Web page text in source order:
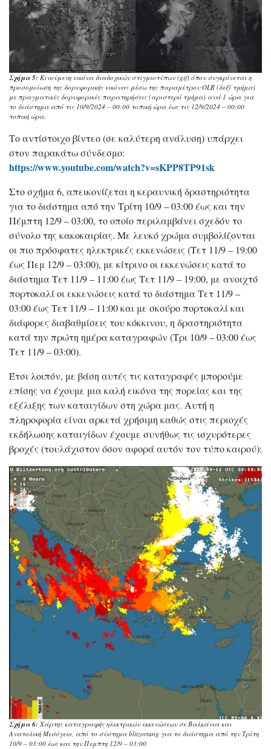
Σχήμα 5: Κινούμενη εικόνα διαδοχικών στιγμιοτύπων (gif) όπου συγκρίνεται η
προσομοίωση της δορυφορικής εικόνας μέσω της παραμέτρου OLR (δεξί τμήμα)
με πραγματικές δορυφορικές παρατηρήσεις (αριστερό τμήμα) ανά 1 ώρα για
το διάστημα από τις 10/9/2024 – 00:00 τοπική ώρα έως τις 12/9/2024 – 00:00
τοπική ώρα.
Το αντίστοιχο βίντεο (σε καλύτερη ανάλυση) υπάρχει
στον παρακάτω σύνδεσμο:
https://www.youtube.com/watch?v=sKPP8TP91sk
Στο σχήμα 6, απεικονίζεται η κεραυνική δραστηριότητα
για το διάστημα από την Τρίτη 10/9 – 03:00 έως και την
Πέμπτη 12/9 – 03:00, το οποίο περιλαμβάνει σχεδόν το
σύνολο της κακοκαιρίας. Με λευκό χρώμα συμβολίζονται
οι πιο πρόσφατες ηλεκτρικές εκκενώσεις (Τετ 11/9 – 19:00
έως Πεμ 12/9 – 03:00), με κίτρινο οι εκκενώσεις κατά το
διάστημα Τετ 11/9 – 11:00 έως Τετ 11/9 – 19:00, με ανοιχτό
πορτοκαλί οι εκκενώσεις κατά το διάστημα Τετ 11/9 –
03:00 έως Τετ 11/9 – 11:00 και με σκούρο πορτοκαλί και
διάφορες διαβαθμίσεις του κόκκινου, η δραστηριότητα
κατά την πρώτη ημέρα καταγραφών (Τρι 10/9 – 03:00 έως
Τετ 11/9 – 03:00).
Έτσι λοιπόν, με βάση αυτές τις καταγραφές μπορούμε
επίσης να έχουμε μια καλή εικόνα της πορείας και της
εξέλιξης των καταιγίδων στη χώρα μας. Αυτή η
πληροφορία είναι αρκετά χρήσιμη καθώς στις περιοχές
εκδήλωσης καταιγίδων έχουμε συνήθως τις ισχυρότερες
βροχές (τουλάχιστον όσον αφορά αυτόν τον τύπο καιρού):
Σχήμα 6: Χάρτης καταγραφής ηλεκτρικών εκκενώσεων σε Βαλκάνια και
Ανατολική Μεσόγειο, από το σύστημα blitzortung για το διάστημα από την Τρίτη
10/9 – 03:00 έως και την Πεμπτη 12/9 – 03:00